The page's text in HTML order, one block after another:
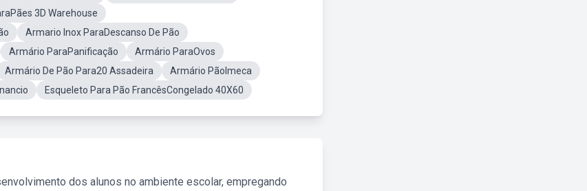
3D Warehouse
Armario Inox ParaDescanso De Pão
Armário ParaPanificação
Armário ParaOvos
Armário De Pão Para20 Assadeira
Armário PãoImeca
Esqueleto Para Pão FrancêsCongelado 40X60
dos alunos no ambiente escolar, empregando